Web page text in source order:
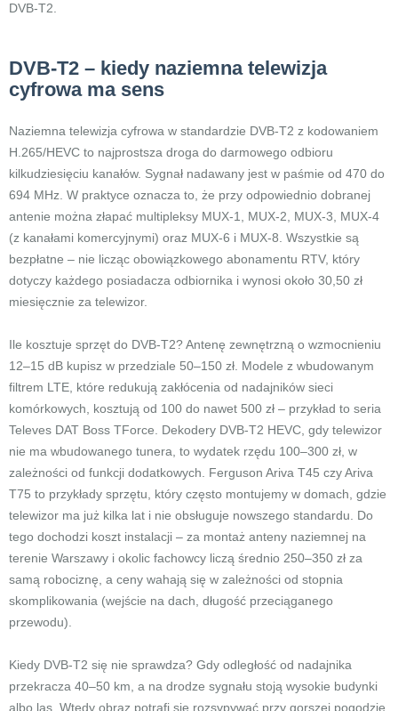
DVB-T2.
DVB-T2 – kiedy naziemna telewizja
cyfrowa ma sens
Naziemna telewizja cyfrowa w standardzie DVB-T2 z kodowaniem
H.265/HEVC to najprostsza droga do darmowego odbioru
kilkudziesięciu kanałów. Sygnał nadawany jest w paśmie od 470 do
694 MHz. W praktyce oznacza to, że przy odpowiednio dobranej
antenie można złapać multipleksy MUX-1, MUX-2, MUX-3, MUX-4
(z kanałami komercyjnymi) oraz MUX-6 i MUX-8. Wszystkie są
bezpłatne – nie licząc obowiązkowego abonamentu RTV, który
dotyczy każdego posiadacza odbiornika i wynosi około 30,50 zł
miesięcznie za telewizor.
Ile kosztuje sprzęt do DVB-T2? Antenę zewnętrzną o wzmocnieniu
12–15 dB kupisz w przedziale 50–150 zł. Modele z wbudowanym
filtrem LTE, które redukują zakłócenia od nadajników sieci
komórkowych, kosztują od 100 do nawet 500 zł – przykład to seria
Televes DAT Boss TForce. Dekodery DVB-T2 HEVC, gdy telewizor
nie ma wbudowanego tunera, to wydatek rzędu 100–300 zł, w
zależności od funkcji dodatkowych. Ferguson Ariva T45 czy Ariva
T75 to przykłady sprzętu, który często montujemy w domach, gdzie
telewizor ma już kilka lat i nie obsługuje nowszego standardu. Do
tego dochodzi koszt instalacji – za montaż anteny naziemnej na
terenie Warszawy i okolic fachowcy liczą średnio 250–350 zł za
samą robociznę, a ceny wahają się w zależności od stopnia
skomplikowania (wejście na dach, długość przeciąganego
przewodu).
Kiedy DVB-T2 się nie sprawdza? Gdy odległość od nadajnika
przekracza 40–50 km, a na drodze sygnału stoją wysokie budynki
albo las. Wtedy obraz potrafi się rozsypywać przy gorszej pogodzie.